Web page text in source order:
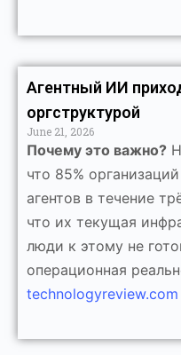
Агентный ИИ
оргструктурой
June 21, 2026
Почему это важно?
что 85%
агентов в течение
что их текущая
люди к этому не
операционная
technologyreview.com